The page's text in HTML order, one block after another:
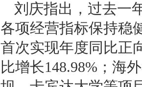
刘庆指出，过去一
各项经营指标保持稳
首次实现年度同比正
比增长148.98%；海